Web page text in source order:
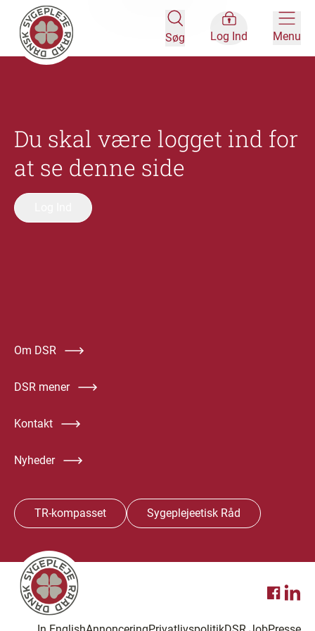
Søg Log Ind Menu
Du skal være logget ind for
at se denne side
Om DSR
DSR mener
Kontakt
Nyheder
TR-kompasset Sygeplejeetisk Råd